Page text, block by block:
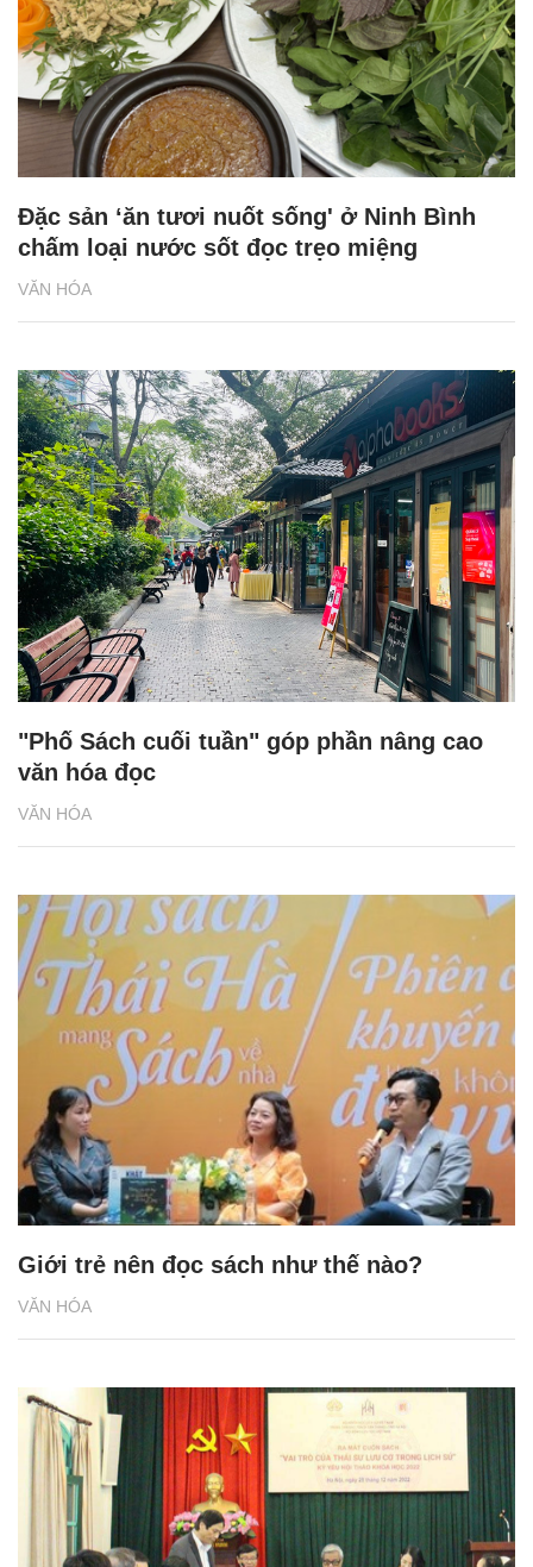
VĂN HÓA
Đặc sản ‘ăn tươi nuốt sống' ở Ninh Bình
chấm loại nước sốt đọc trẹo miệng
VĂN HÓA
"Phố Sách cuối tuần" góp phần nâng cao
văn hóa đọc
VĂN HÓA
Giới trẻ nên đọc sách như thế nào?